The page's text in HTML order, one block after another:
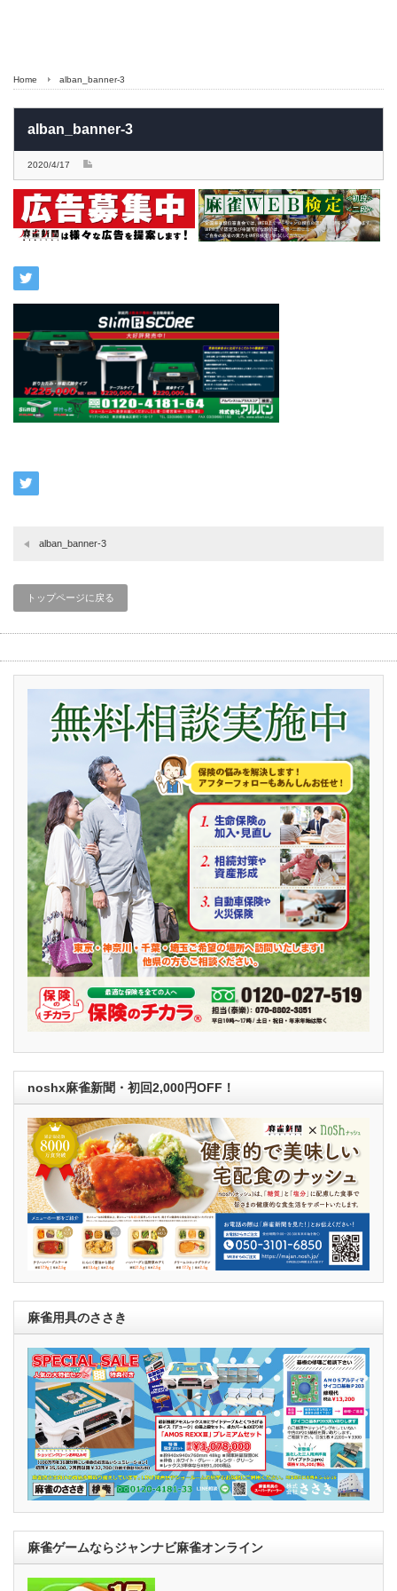
Home alban_banner-3
alban_banner-3
2020/4/17
alban_banner-3
トップページに戻る
noshx麻雀新聞・初回2,000円OFF！
麻雀用具のささき
麻雀ゲームならジャンナビ麻雀オンライン